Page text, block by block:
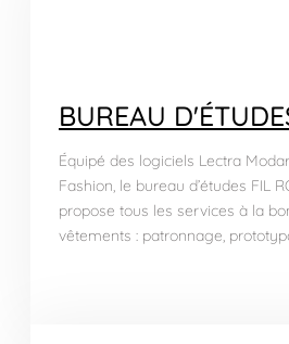
BUREAU
Équipé des logiciels Lectra
Fashion, le bureau d’études FIL
propose tous les services à la
vêtements : patronnage,